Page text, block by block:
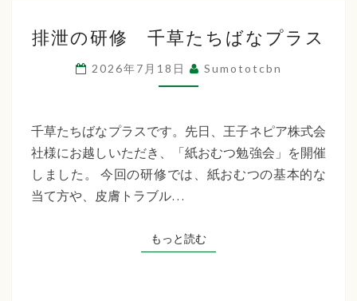
泄
の
研
千
草
た
な
排泄の研修 千草たちばなプラス
2026年7月18日 Sumototcbn
千草たちばなプラスです。先日、王子ネピア株式会
社様にお越しいただき、「紙おむつ勉強会」を開催
しました。 今回の研修では、紙おむつの基本的な
当て方や、皮膚トラブル…
もっと読むもっと読む